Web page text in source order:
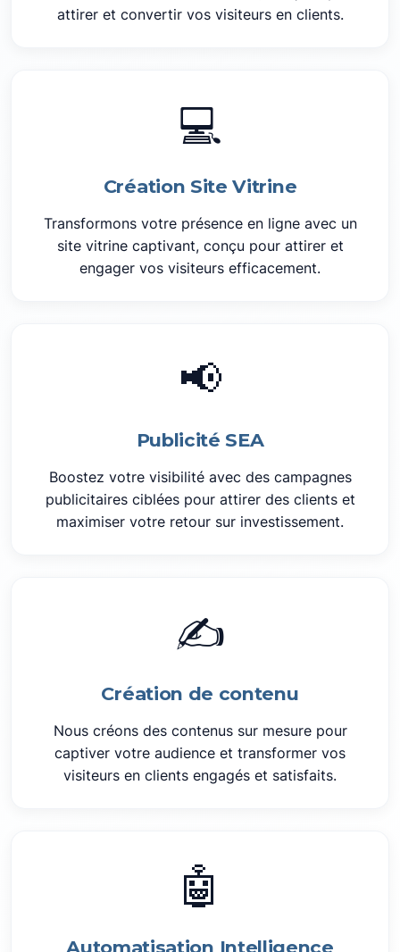
attirer et convertir vos visiteurs en clients.
💻
Création Site Vitrine
Transformons votre présence en ligne avec un
site vitrine captivant, conçu pour attirer et
engager vos visiteurs efficacement.
📢
Publicité SEA
Boostez votre visibilité avec des campagnes
publicitaires ciblées pour attirer des clients et
maximiser votre retour sur investissement.
✍️
Création de contenu
Nous créons des contenus sur mesure pour
captiver votre audience et transformer vos
visiteurs en clients engagés et satisfaits.
🤖
Automatisation Intelligence